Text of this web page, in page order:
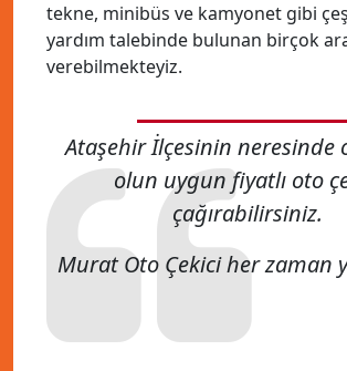
tekne, minibüs ve kamyonet gibi
yardım talebinde bulunan birçok
verebilmekteyiz.
Ataşehir İlçesinin neresinde
olun uygun fiyatlı oto
çağırabilirsiniz.
Murat Oto Çekici her zaman